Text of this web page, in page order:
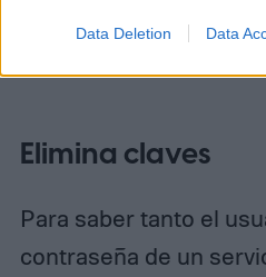
Data Deletion Data
Elimina claves
Para saber tanto el
contraseña de un